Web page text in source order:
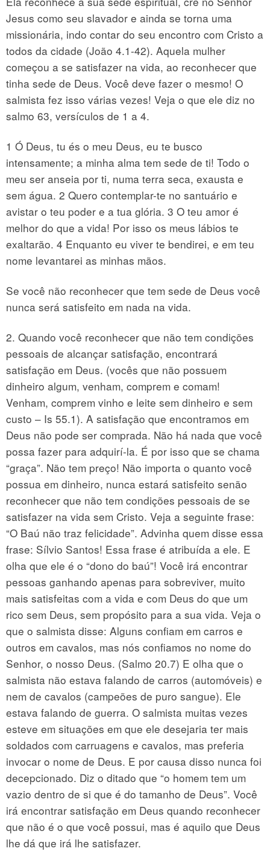
Jesus como seu slavador e ainda se torna uma
missionária, indo contar do seu encontro com Cristo a
todos da cidade (João 4.1-42). Aquela mulher
começou a se satisfazer na vida, ao reconhecer que
tinha sede de Deus. Você deve fazer o mesmo! O
salmista fez isso várias vezes! Veja o que ele diz no
salmo 63, versículos de 1 a 4.
1 Ó Deus, tu és o meu Deus, eu te busco
intensamente; a minha alma tem sede de ti! Todo o
meu ser anseia por ti, numa terra seca, exausta e
sem água. 2 Quero contemplar-te no santuário e
avistar o teu poder e a tua glória. 3 O teu amor é
melhor do que a vida! Por isso os meus lábios te
exaltarão. 4 Enquanto eu viver te bendirei, e em teu
nome levantarei as minhas mãos.
Se você não reconhecer que tem sede de Deus você
nunca será satisfeito em nada na vida.
2. Quando você reconhecer que não tem condições
pessoais de alcançar satisfação, encontrará
satisfação em Deus. (vocês que não possuem
dinheiro algum, venham, comprem e comam!
Venham, comprem vinho e leite sem dinheiro e sem
custo – Is 55.1). A satisfação que encontramos em
Deus não pode ser comprada. Não há nada que você
possa fazer para adquirí-la. É por isso que se chama
“graça”. Não tem preço! Não importa o quanto você
possua em dinheiro, nunca estará satisfeito senão
reconhecer que não tem condições pessoais de se
satisfazer na vida sem Cristo. Veja a seguinte frase:
“O Baú não traz felicidade”. Advinha quem disse essa
frase: Sílvio Santos! Essa frase é atribuída a ele. E
olha que ele é o “dono do baú”! Você irá encontrar
pessoas ganhando apenas para sobreviver, muito
mais satisfeitas com a vida e com Deus do que um
rico sem Deus, sem propósito para a sua vida. Veja o
que o salmista disse: Alguns confiam em carros e
outros em cavalos, mas nós confiamos no nome do
Senhor, o nosso Deus. (Salmo 20.7) E olha que o
salmista não estava falando de carros (automóveis) e
nem de cavalos (campeões de puro sangue). Ele
estava falando de guerra. O salmista muitas vezes
esteve em situações em que ele desejaria ter mais
soldados com carruagens e cavalos, mas preferia
invocar o nome de Deus. E por causa disso nunca foi
decepcionado. Diz o ditado que “o homem tem um
vazio dentro de si que é do tamanho de Deus”. Você
irá encontrar satisfação em Deus quando reconhecer
que não é o que você possui, mas é aquilo que Deus
lhe dá que irá lhe satisfazer.